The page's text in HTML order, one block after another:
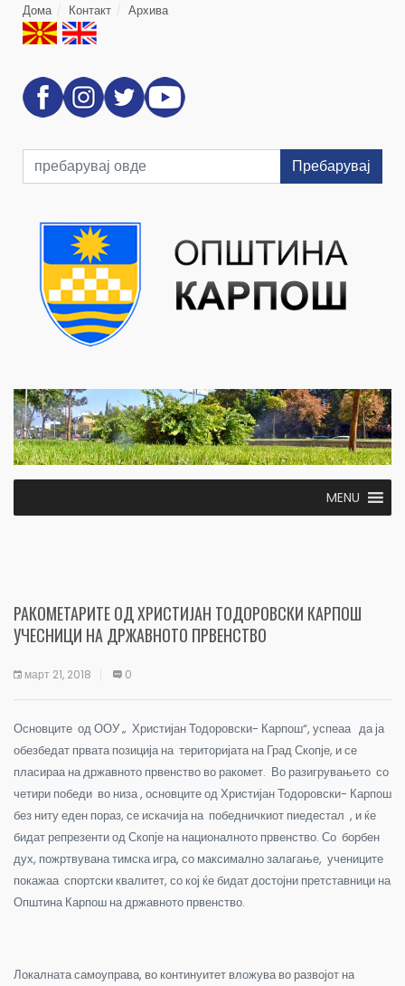
Дома Контакт Архива
Пребарувај
MENU
РАКОМЕТАРИТЕ ОД ХРИСТИЈАН ТОДОРОВСКИ КАРПОШ
УЧЕСНИЦИ НА ДРЖАВНОТО ПРВЕНСТВО
март 21, 2018 0
Основците од ООУ „ Христијан Тодоровски- Карпош“, успеаа да ја
обезбедат првата позиција на територијата на Град Скопје, и се
пласираа на државното првенство во ракомет. Во разигрувањето со
четири победи во низа , основците од Христијан Тодоровски- Карпош
без ниту еден пораз, се искачија на победничкиот пиедестал , и ќе
бидат репрезенти од Скопје на националното првенство. Со борбен
дух, пожртвувана тимска игра, со максимално залагање, учениците
покажаа спортски квалитет, со кој ќе бидат достојни претставници на
Општина Карпош на државното првенство.
Локалната самоуправа, во континуитет вложува во развојот на